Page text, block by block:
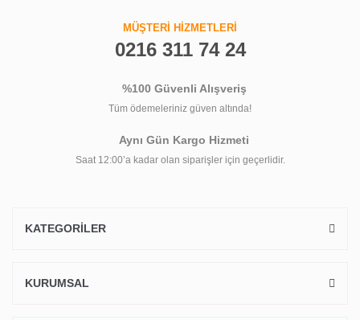
MÜŞTERİ HİZMETLERİ
0216 311 74 24
%100 Güvenli Alışveriş
Tüm ödemeleriniz güven altında!
Aynı Gün Kargo Hizmeti
Saat 12:00’a kadar olan siparişler için geçerlidir.
KATEGORİLER
KURUMSAL